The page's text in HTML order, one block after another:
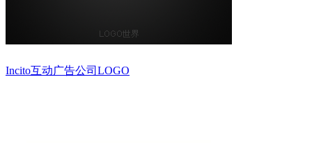
Incito互动广告公司LOGO